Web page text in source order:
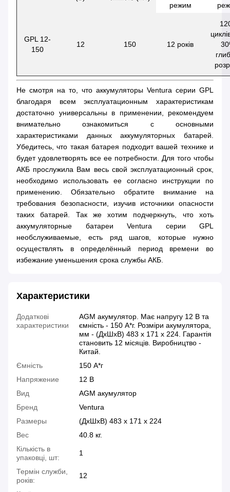
режим
GPL 12-
150
12 150 12 років
Не смотря на то, что аккумуляторы Ventura серии GPL
благодаря всем эксплуатационным характеристикам
достаточно универсальны в применении, рекомендуем
внимательно ознакомиться с основными
характеристиками данных аккумуляторных батарей.
Убедитесь, что такая батарея подходит вашей технике и
будет удовлетворять все ее потребности. Для того чтобы
АКБ прослужила Вам весь свой эксплуатационный срок,
необходимо использовать ее согласно инструкции по
применению. Обязательно обратите внимание на
требования безопасности, изучив источники опасности
таких батарей. Так же хотим подчеркнуть, что хоть
аккумуляторные батареи Ventura серии GPL
необслуживаемые, есть ряд шагов, которые нужно
осуществлять в определённый период времени во
избежание уменьшения срока службы АКБ.
Характеристики
Додаткові
характеристики
AGM акумулятор. Має напругу 12 В та
ємність - 150 А*г. Розміри акумулятора,
мм - (ДхШхВ) 483 х 171 х 224. Гарантія
становить 12 місяців. Виробництво -
Китай.
Ємність
150 А*г
Напряжение
12 В
Вид
AGM акумулятор
Бренд
Ventura
Размеры
(ДхШхВ) 483 х 171 х 224
Вес
40.8 кг.
Кількість в
упаковці, шт:
1
Термін служби,
років:
12